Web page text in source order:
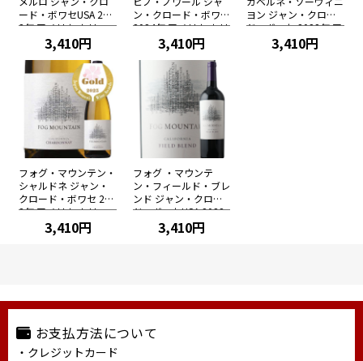
ード・ボワセUSA 202
2年 アメリカ カリフ
ォルニア 赤ワイン フ
ルボディ 750ml
3,410円
ン・クロード・ボワセ
2024年 アメリカ カリ
フォルニア 赤ワイン
ミディアムボディ 750
3,410円
ヨン ジャン・クロー
ド・ボワセ 2022年 ア
メリカ カリフォルニ
ア 赤ワイン フルボデ
3,410円
フォグ・マウンテン・
シャルドネ ジャン・
クロード・ボワセ 202
2年 アメリカ カリフ
ォルニア 白ワイン 辛
口 750ml
3,410円
フォグ ・マウンテ
ン・フィールド・ブレ
ンド ジャン・クロー
ド・ボワセUSA 2022
年 アメリカ カリフォ
ルニア 赤ワイン フル
3,410円
お支払方法について
・クレジットカード